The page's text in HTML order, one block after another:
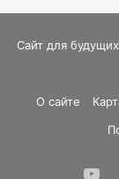
Сайт для
О сайте